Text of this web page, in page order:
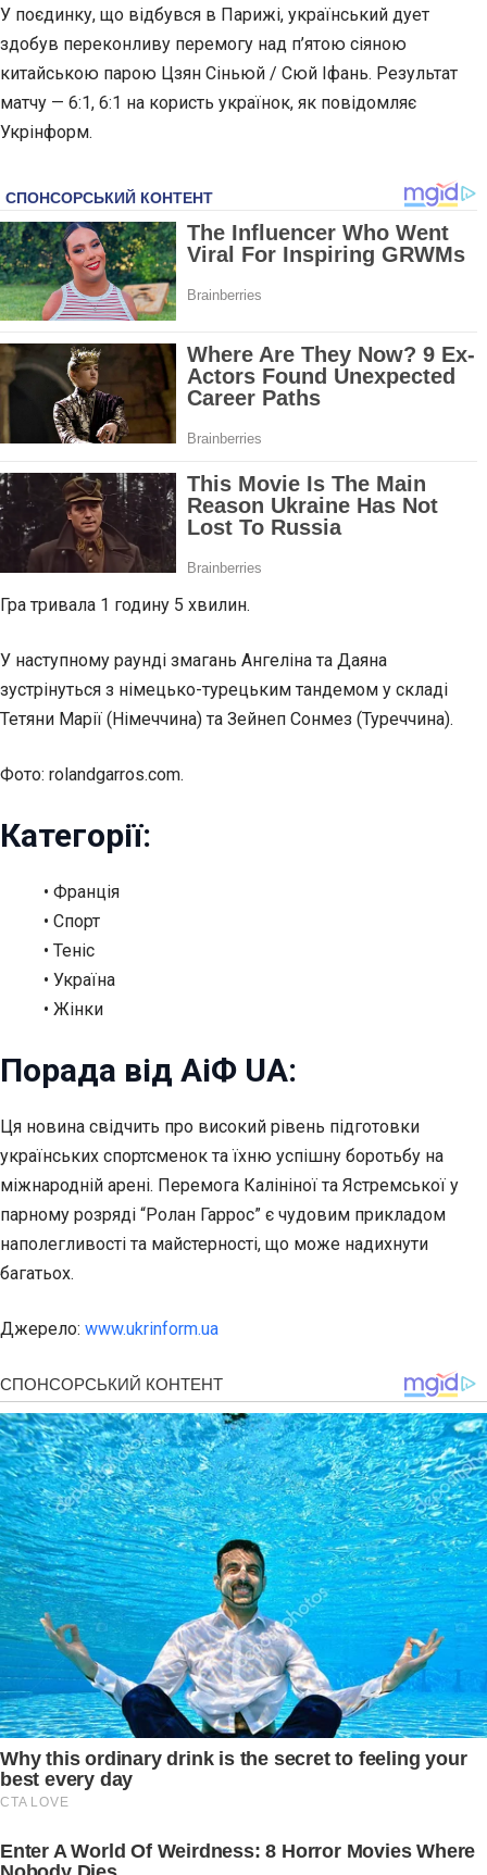
У поєдинку, що відбувся в Парижі, український дует
здобув переконливу перемогу над п’ятою сіяною
китайською парою Цзян Сіньюй / Сюй Іфань. Результат
матчу — 6:1, 6:1 на користь українок, як повідомляє
Укрінформ.
Гра тривала 1 годину 5 хвилин.
У наступному раунді змагань Ангеліна та Даяна
зустрінуться з німецько-турецьким тандемом у складі
Тетяни Марії (Німеччина) та Зейнеп Сонмез (Туреччина).
Фото: rolandgarros.com.
Категорії:
• Франція
• Спорт
• Теніс
• Україна
• Жінки
Порада від АіФ UA:
Ця новина свідчить про високий рівень підготовки
українських спортсменок та їхню успішну боротьбу на
міжнародній арені. Перемога Калініної та Ястремської у
парному розряді “Ролан Гаррос” є чудовим прикладом
наполегливості та майстерності, що може надихнути
багатьох.
Джерело: www.ukrinform.ua